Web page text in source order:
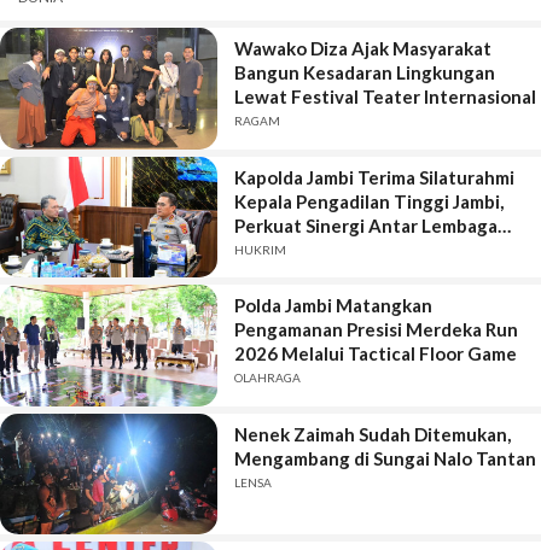
Wawako Diza Ajak Masyarakat
Bangun Kesadaran Lingkungan
Lewat Festival Teater Internasional
RAGAM
Kapolda Jambi Terima Silaturahmi
Kepala Pengadilan Tinggi Jambi,
Perkuat Sinergi Antar Lembaga
Penegak Hukum
HUKRIM
Polda Jambi Matangkan
Pengamanan Presisi Merdeka Run
2026 Melalui Tactical Floor Game
OLAHRAGA
Nenek Zaimah Sudah Ditemukan,
Mengambang di Sungai Nalo Tantan
LENSA